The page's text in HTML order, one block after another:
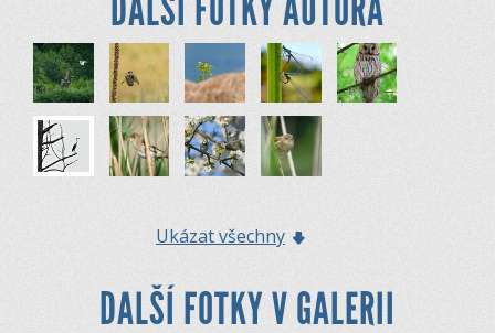
Ukázat všechny
DALŠÍ FOTKY V GALERII